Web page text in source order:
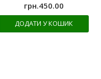
грн.450.00
ДОДАТИ У КОШИК